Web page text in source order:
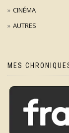
CINÉMA
AUTRES
MES